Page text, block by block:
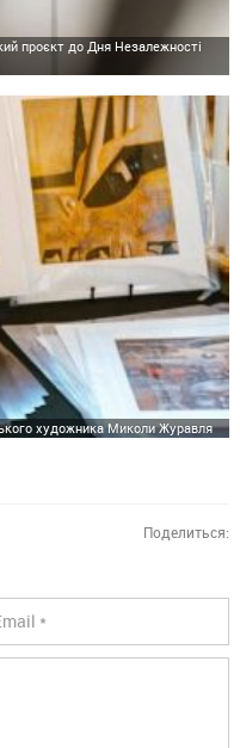
проєкт до Дня Незалежності
художника Миколи Журавля
Поделиться: